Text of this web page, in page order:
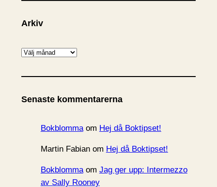
Arkiv
A
k
v
Senaste kommentarerna
Bokblommaom Hej då Boktipset!
Martin Fabianom Hej då Boktipset!
Bokblommaom Jag ger upp: Intermezzo
av Sally Rooney